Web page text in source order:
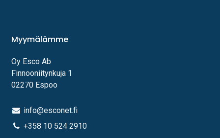
Myymälämme
Oy Esco Ab
Finnooniitynkuja 1
02270 Espoo
info@esconet.fi
+358 10 524 2910